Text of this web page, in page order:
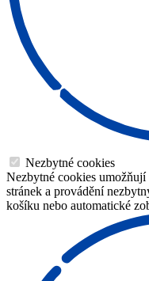
Nezbytné cookies
Nezbytné cookies
stránek a provádění
košíku nebo automatické